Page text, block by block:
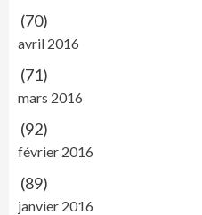
(70)
avril 2016
(71)
mars 2016
(92)
février 2016
(89)
janvier 2016